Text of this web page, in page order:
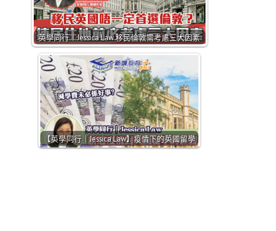
英學同行｜Jessica Law 移民倫敦需考慮三大因素
【英學同行｜Jessica Law】疫情下的英國留學